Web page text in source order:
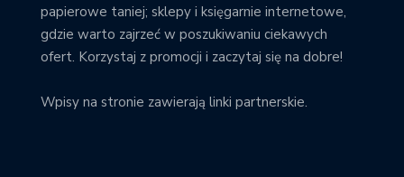
papierowe taniej; sklepy i księgarnie internetowe,
gdzie warto zajrzeć w poszukiwaniu ciekawych
ofert. Korzystaj z promocji i zaczytaj się na dobre!
Wpisy na stronie zawierają linki partnerskie.